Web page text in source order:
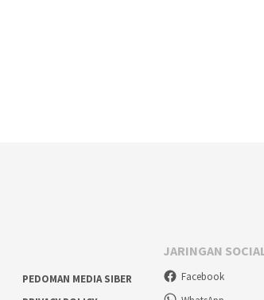
PEDOMAN MEDIA SIBER
JARINGAN
Facebook